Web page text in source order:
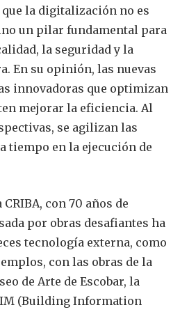
la digitalización no es
un pilar fundamental para
la seguridad y la
En su opinión, las nuevas
innovadoras que optimizan
mejorar la eficiencia. Al
se agilizan las
tiempo en la ejecución de
con 70 años de
por obras desafiantes ha
tecnología externa, como
con las obras de la
de Arte de Escobar, la
(Building Information